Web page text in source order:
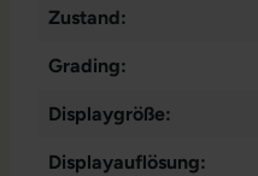
Zustand:
Grading:
Displaygröße:
Displayauflösung: